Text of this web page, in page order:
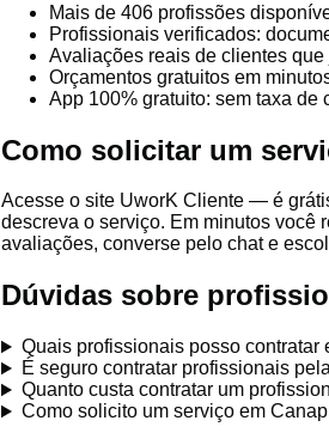
Mais de 406 profissões
Profissionais verificados:
Avaliações reais de clientes
Orçamentos gratuitos em
App 100% gratuito: sem taxa de
Como solicitar um
Acesse o site UworK Cliente — é
descreva o serviço. Em minutos você
avaliações, converse pelo chat e
Dúvidas sobre
Quais profissionais posso contratar
É seguro contratar profissionais
Quanto custa contratar um
Como solicito um serviço em